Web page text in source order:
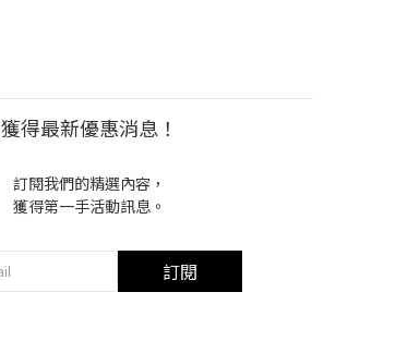
獲得最新優惠消息！
訂閱我們的精選內容，
獲得第一手活動訊息。
訂閱